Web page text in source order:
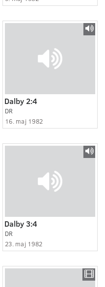
Dalby 2:4
DR
16. maj 1982
Dalby 3:4
DR
23. maj 1982